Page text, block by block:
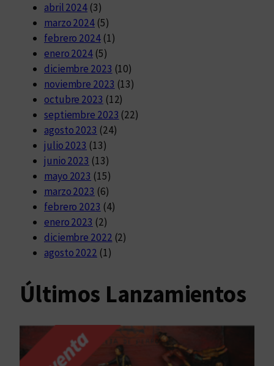
abril 2024 (3)
marzo 2024 (5)
febrero 2024(1)
enero 2024 (5)
diciembre 2023 (10)
noviembre 2023 (13)
octubre 2023 (12)
septiembre 2023 (22)
agosto 2023 (24)
julio 2023 (13)
junio 2023 (13)
mayo 2023 (15)
marzo 2023 (6)
febrero 2023 (4)
enero 2023 (2)
diciembre 2022 (2)
agosto 2022 (1)
Últimos Lanzamientos